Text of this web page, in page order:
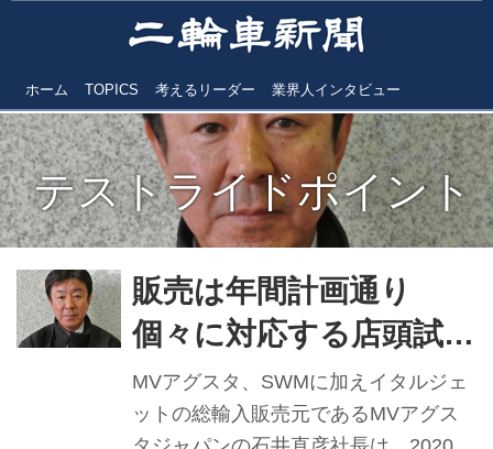
ホーム TOPICS 考えるリーダー 業界人インタビュー
テストライドポイント
販売は年間計画通り
個々に対応する店頭試乗
会開催【MVアグスタジ
ャパン】
MVアグスタ、SWMに加えイタルジェ
ットの総輸入販売元であるMVアグス